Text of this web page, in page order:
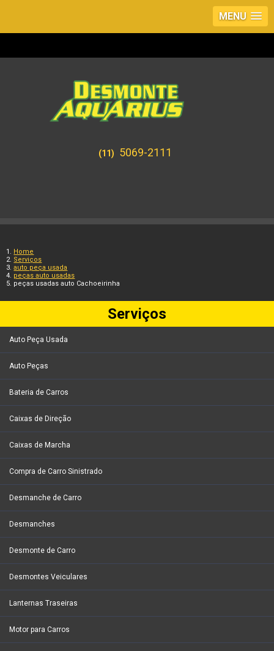
MENU
(11) 5069-2111
Home
Serviços
auto peça usada
peças auto usadas
peças usadas auto Cachoeirinha
Serviços
Auto Peça Usada
Auto Peças
Bateria de Carros
Caixas de Direção
Caixas de Marcha
Compra de Carro Sinistrado
Desmanche de Carro
Desmanches
Desmonte de Carro
Desmontes Veiculares
Lanternas Traseiras
Motor para Carros